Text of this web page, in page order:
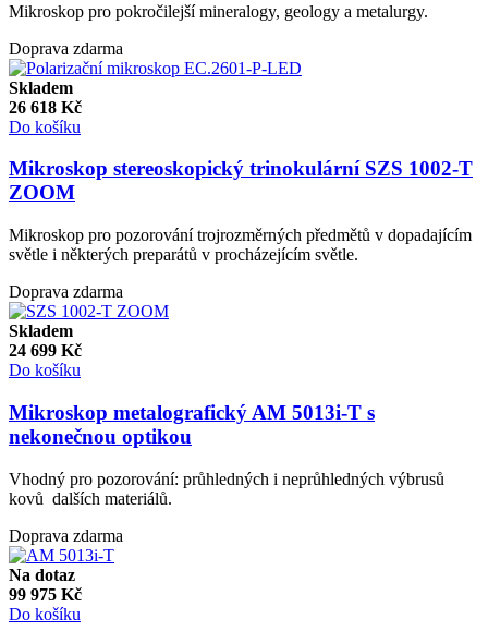
Mikroskop pro pokročilejší mineralogy, geology a metalurgy.
Doprava zdarma
Skladem
26 618 Kč
Do košíku
Mikroskop stereoskopický trinokulární SZS 1002-T
ZOOM
Mikroskop pro pozorování trojrozměrných předmětů v dopadajícím
světle i některých preparátů v procházejícím světle.
Doprava zdarma
Skladem
24 699 Kč
Do košíku
Mikroskop metalografický AM 5013i-T s
nekonečnou optikou
Vhodný pro pozorování: průhledných i neprůhledných výbrusů
kovů dalších materiálů.
Doprava zdarma
Na dotaz
99 975 Kč
Do košíku